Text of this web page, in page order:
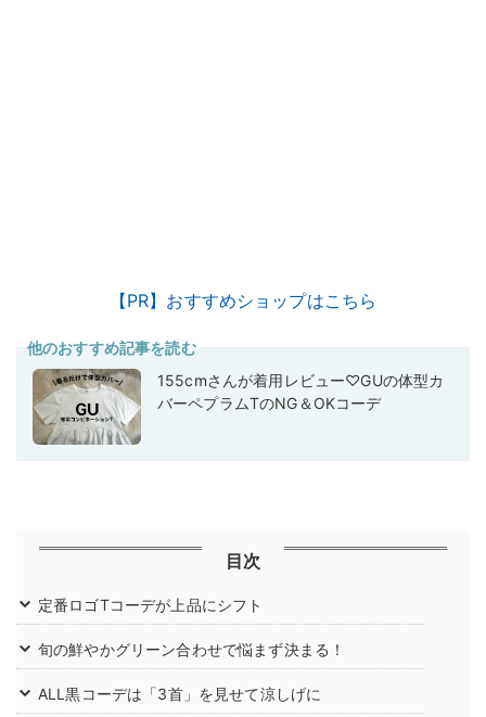
【PR】おすすめショップはこちら
他のおすすめ記事を読む
155cmさんが着用レビュー♡GUの体型カ
バーペプラムTのNG＆OKコーデ
目次
定番ロゴTコーデが上品にシフト
旬の鮮やかグリーン合わせで悩まず決まる！
ALL黒コーデは「3首」を見せて涼しげに